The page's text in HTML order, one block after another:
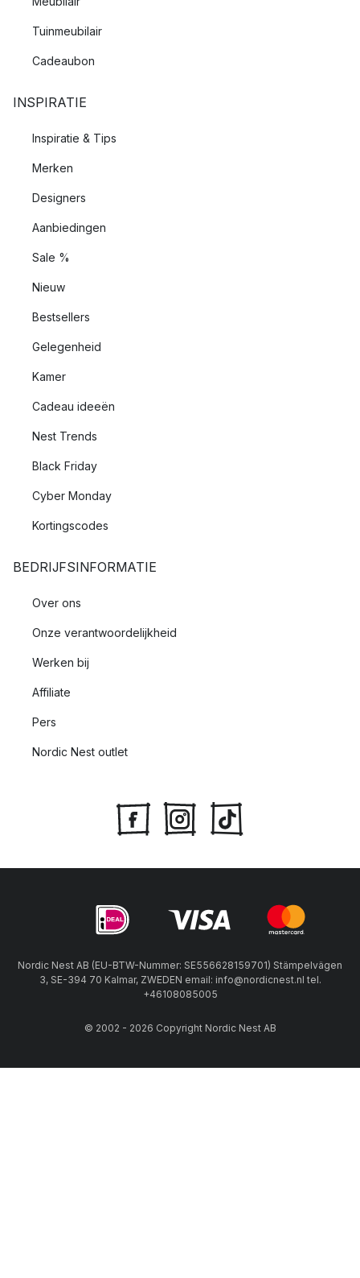
Tuinmeubilair
Cadeaubon
INSPIRATIE
Inspiratie & Tips
Merken
Designers
Aanbiedingen
Sale %
Nieuw
Bestsellers
Gelegenheid
Kamer
Cadeau ideeën
Nest Trends
Black Friday
Cyber Monday
Kortingscodes
BEDRIJFSINFORMATIE
Over ons
Onze verantwoordelijkheid
Werken bij
Affiliate
Pers
Nordic Nest outlet
Nordic Nest AB (EU-BTW-Nummer: SE556628159701) Stämpelvägen
3, SE-394 70 Kalmar, ZWEDEN email: info@nordicnest.nl tel.
+46108085005
© 2002 - 2026 Copyright Nordic Nest AB